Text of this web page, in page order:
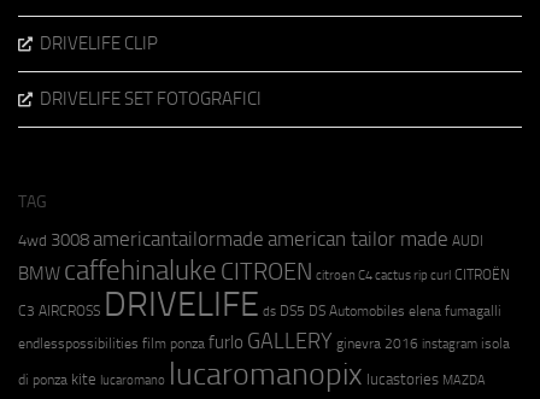
DRIVELIFE CLIP
DRIVELIFE SET FOTOGRAFICI
TAG
4wd 3008americantailormade american tailor made AUDI
BMW caffehinaluke CITROEN citroen C4 cactus rip curl CITROËN
C3 AIRCROSS DRIVELIFE ds DS5 DS Automobiles elena fumagalli
endlesspossibilities film ponza furlo GALLERY ginevra 2016 instagram isola
di ponza kite lucaromano lucaromanopix lucastories MAZDA